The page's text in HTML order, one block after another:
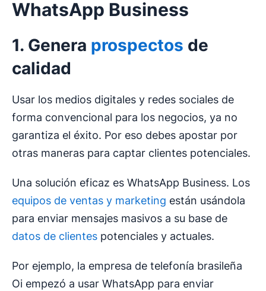
WhatsApp Business
1. Genera prospectos de
calidad
Usar los medios digitales y redes sociales de
forma convencional para los negocios, ya no
garantiza el éxito. Por eso debes apostar por
otras maneras para captar clientes potenciales.
Una solución eficaz es WhatsApp Business. Los
equipos de ventas y marketing están usándola
para enviar mensajes masivos a su base de
datos de clientes potenciales y actuales.
Por ejemplo, la empresa de telefonía brasileña
Oi empezó a usar WhatsApp para enviar